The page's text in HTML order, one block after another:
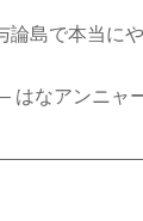
論島で本当に
はなアンニャ